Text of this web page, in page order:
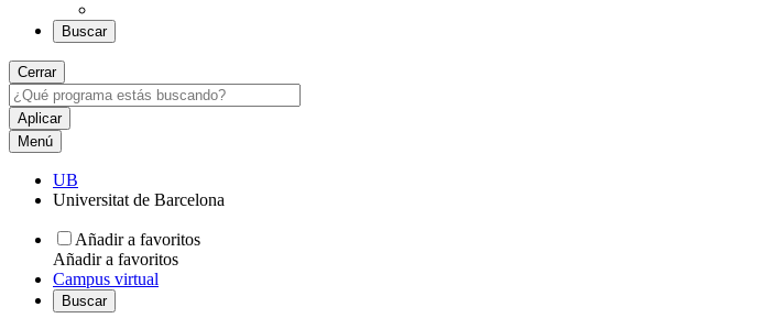
Buscar
Cerrar
Menú
UB
Universitat de Barcelona
Añadir a favoritos
Añadir a favoritos
Campus virtual
Buscar